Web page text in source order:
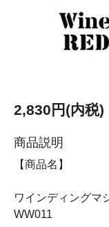
2,830円(内税)
商品説明
【商品名】
ワインディングマ
WW011